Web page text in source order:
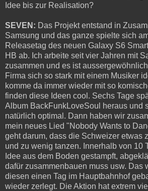
Idee bis zur Realisation?
SEVEN: Das Projekt entstand in
Samsung und das ganze spielte sich
Releasetag des neuen Galaxy S6
HB ab. Ich arbeite seit vier Jahren mit
zusammen und es ist
Firma sich so stark mit einem Musiker
komme da immer wieder mit so
finden diese Ideen cool. Sechs Tage
Album BackFunkLoveSoul heraus und
natürlich optimal. Dann haben wir
mein neues Lied "Nobody Wants to
geht darum, dass die Schweizer etwas
und zu wenig tanzen. Innerhalb von 10
Idee aus dem Boden gestampft,
dafür zusammenbauen muss usw. Das
diesen einen Tag im Hauptbahnhof
wieder zerlegt. Die Aktion hat extrem